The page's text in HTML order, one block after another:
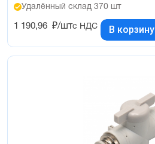
Удалённый склад 370 шт
1 190,96 ₽/штс НДС В корзину